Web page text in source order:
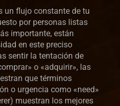
un flujo constante de tu
por personas listas
importante, están
en este preciso
sentir la tentación de
o «adquirir», las
que términos
o urgencia como «need»
muestran los mejores